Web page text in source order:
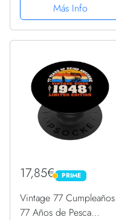
PopGrip Intercambiable
Más Info
17,85€ PRIME
PRIME
Vintage 77 Cumpleaños
77 Años de Pesca